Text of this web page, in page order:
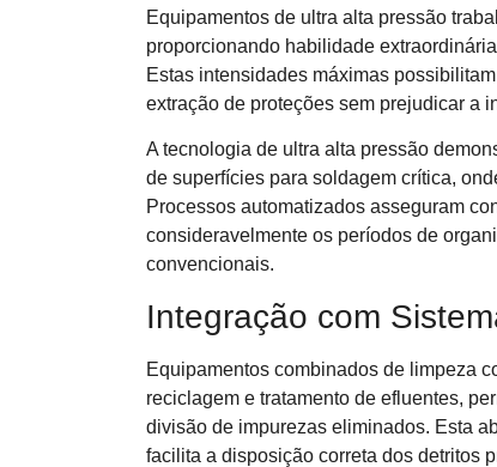
Equipamentos de ultra alta pressão
proporcionando habilidade
Estas intensidades máximas
extração de proteções sem prejudicar a
A tecnologia de ultra alta pressão
de superfícies para soldagem crítica,
Processos automatizados asseguram
consideravelmente os períodos de
convencionais.
Integração com
Equipamentos combinados de limpeza
reciclagem e tratamento de efluentes,
divisão de impurezas eliminados. Esta
facilita a disposição correta dos detritos